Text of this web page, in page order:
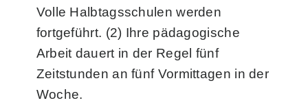
Volle Halbtagsschulen werden
fortgeführt. (2) Ihre pädagogische
Arbeit dauert in der Regel fünf
Zeitstunden an fünf Vormittagen in der
Woche.